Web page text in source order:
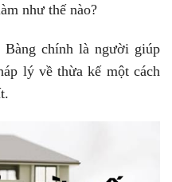
như thế nào?
chính là người giúp
lý về thừa kế một cách